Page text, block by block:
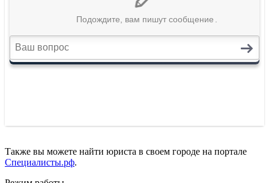
Также вы можете найти юриста в своем городе на портале
Специалисты.рф.